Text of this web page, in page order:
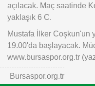
açılacak. Maç saatinde
yaklaşık 6 C.
Mustafa İlker Coşkun'un
19.00'da başlayacak.
www.bursaspor.org.tr
Bursaspor.org.tr